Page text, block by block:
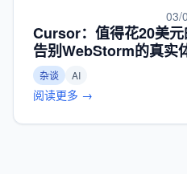
03/
Cursor：值得花20美
告别WebStorm的真实
杂谈 AI
阅读更多 →